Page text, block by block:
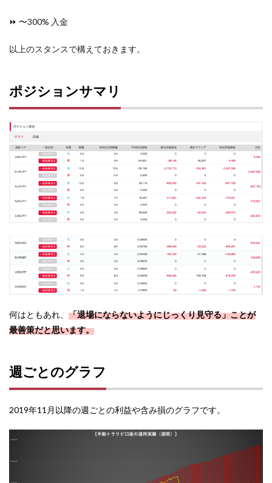
⏩ 〜300% 入金
以上のスタンスで構えておきます。
ポジションサマリ
何はともあれ、 「退場にならないようにじっくり見守る」ことが
最善策だと思います。
週ごとのグラフ
2019年11月以降の週ごとの利益や含み損のグラフです。